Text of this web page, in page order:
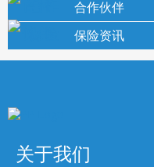
合作伙伴
保险资讯
关于我们